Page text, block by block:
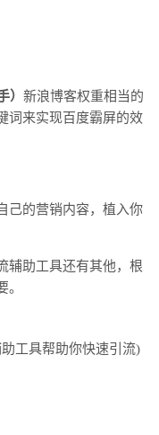
） 新浪博客权重相当的
词来实现百度霸屏的效
己的营销内容，植入你
辅助工具还有其他，根